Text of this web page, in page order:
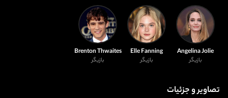
Angelina Jolie
بازیگر
Elle Fanning
بازیگر
Brenton Thwaites
بازیگر
تصاویر و جزئیات